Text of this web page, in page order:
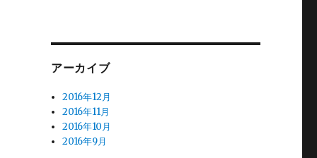
アーカイブ
2016年12月
2016年11月
2016年10月
2016年9月